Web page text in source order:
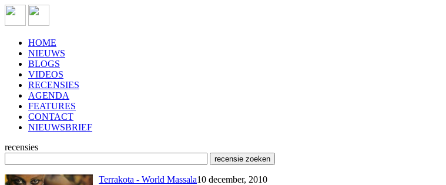
HOME
NIEUWS
BLOGS
VIDEOS
RECENSIES
AGENDA
FEATURES
CONTACT
NIEUWSBRIEF
recensies
Terrakota - World Massala10 december, 2010